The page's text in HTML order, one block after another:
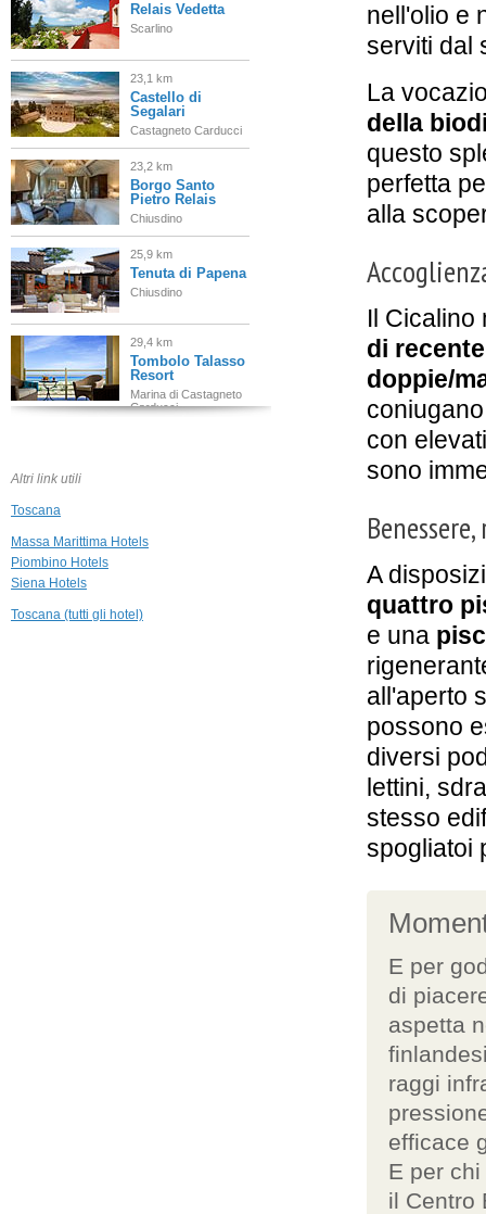
nell'olio e
serviti dal
La
della
questo
perfetta
alla
Il Cicalino
di recente
doppie/
con
sono
A
quattro
e una
all'aperto
possono
diversi
lettini,
stesso
spogliatoi
E per
di
aspetta
raggi
efficace
E per
il Centro
Relais Vedetta
Scarlino
23,1 km
Castello di
Segalari
Castagneto Carducci
23,2 km
Borgo Santo
Pietro Relais
Chiusdino
25,9 km
Tenuta di Papena
Chiusdino
29,4 km
Tombolo Talasso
Resort
Marina di Castagneto
Carducci
La Pieve Casale
43,4 km
Altri link utili
Toscana
Massa Marittima Hotels
Piombino Hotels
Siena Hotels
Toscana (tutti gli hotel)